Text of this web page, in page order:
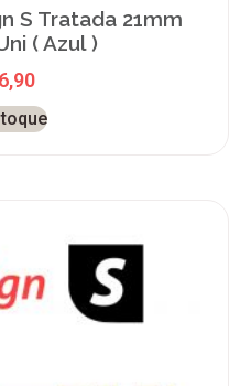
S Tratada 21mm
( Azul )